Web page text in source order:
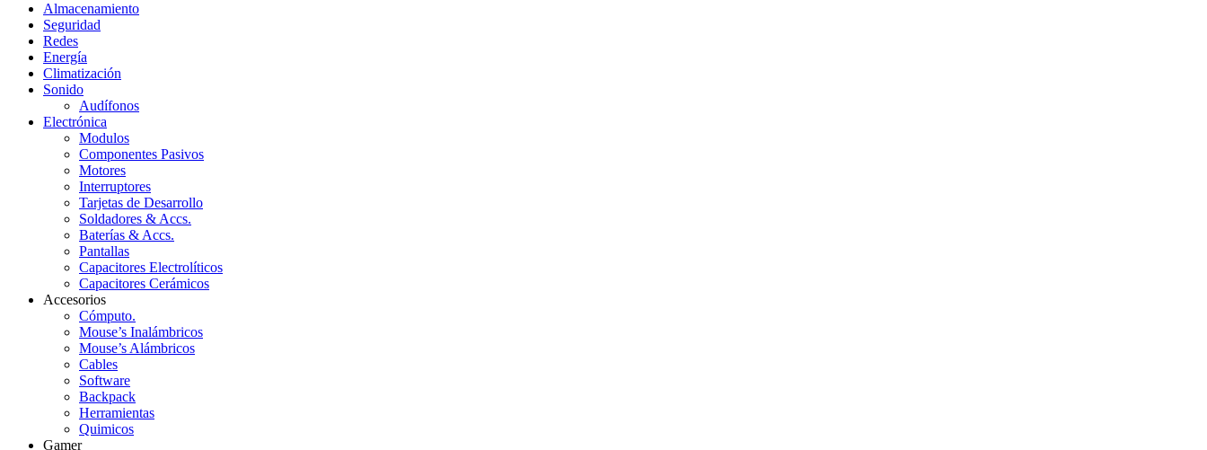
Almacenamiento
Seguridad
Redes
Energía
Climatización
Sonido
Audífonos
Electrónica
Modulos
Componentes Pasivos
Motores
Interruptores
Tarjetas de Desarrollo
Soldadores & Accs.
Baterías & Accs.
Pantallas
Capacitores Electrolíticos
Capacitores Cerámicos
Accesorios
Cómputo.
Mouse’s Inalámbricos
Mouse’s Alámbricos
Cables
Software
Backpack
Herramientas
Quimicos
Gamer